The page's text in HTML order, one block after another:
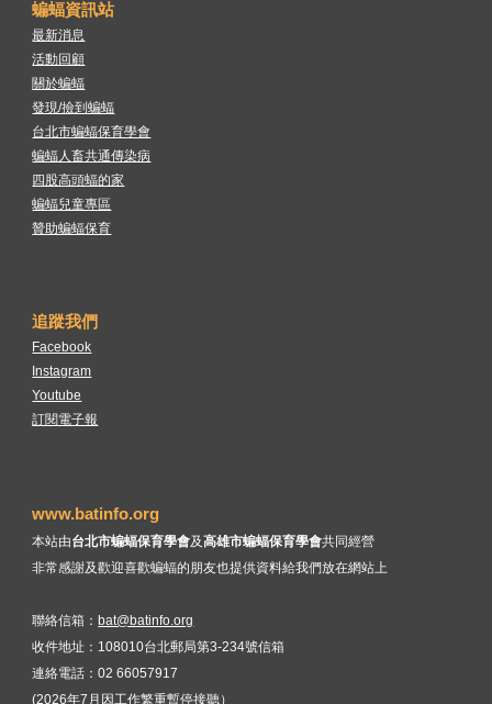
蝙蝠資訊站
最新消息
活動回顧
關於蝙蝠
發現/撿到蝙蝠
台北市蝙蝠保育學會
蝙蝠人畜共通傳染病
四股高頭蝠的家
蝙蝠兒童專區
贊助蝙蝠保育
追蹤我們
Facebook
Instagram
Youtube
訂閱電子報
www.batinfo.org
本站由台北市蝙蝠保育學會及高雄市蝙蝠保育學會共同經營
非常感謝及歡迎喜歡蝙蝠的朋友也提供資料給我們放在網站上
聯絡信箱： bat@batinfo.org
收件地址：108010台北郵局第3-234號信箱
連絡電話 ：02 66057917
(2026年7月因工作繁重暫停接聽）